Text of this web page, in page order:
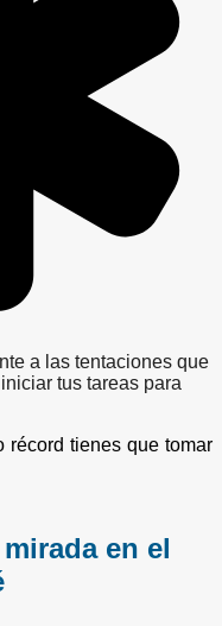
a las tentaciones que
tus tareas para
récord tienes que tomar
en el